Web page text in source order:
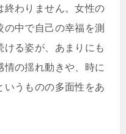
終わりません。女性の
中で自己の幸福を測
ける姿が、あまりにも
情の揺れ動きや、時に
いうものの多面性をあ